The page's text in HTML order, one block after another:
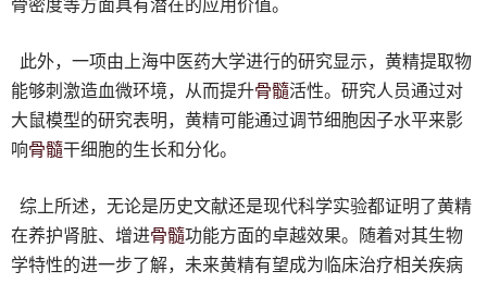
骨密度等方面具有潜在的应用价值。
此外，一项由上海中医药大学进行的研究显示，黄精提取物
能够刺激造血微环境，从而提升骨髓活性。研究人员通过对
大鼠模型的研究表明，黄精可能通过调节细胞因子水平来影
响骨髓干细胞的生长和分化。
综上所述，无论是历史文献还是现代科学实验都证明了黄精
在养护肾脏、增进骨髓功能方面的卓越效果。随着对其生物
学特性的进一步了解，未来黄精有望成为临床治疗相关疾病